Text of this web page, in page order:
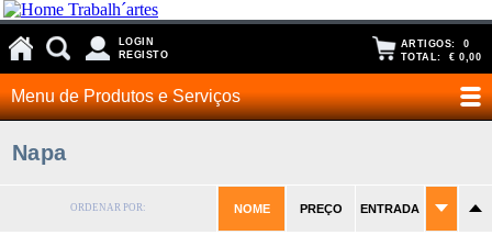
LOGIN
REGISTO
ARTIGOS: 0
TOTAL: € 0,00
Menu de Produtos e Serviços
Napa
ORDENAR POR: NOME PREÇO ENTRADA